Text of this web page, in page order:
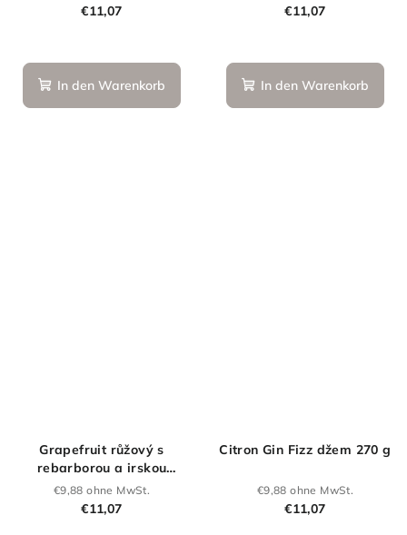
€11,07
In den Warenkorb
€11,07
In den Warenkorb
Grapefruit růžový s
rebarborou a irskou
whisky - džem 270 g
€9,88 ohne MwSt.
€11,07
Citron Gin Fizz džem 270 g
€9,88 ohne MwSt.
€11,07